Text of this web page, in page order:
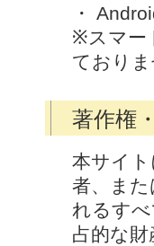
・
※スマー
ておりま
著作権
本サイ
者、ま
れるす
占的な